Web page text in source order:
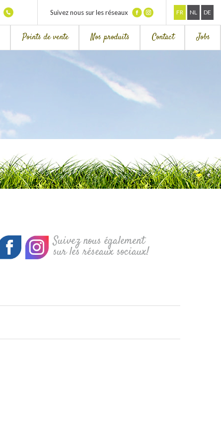
Suivez nous sur les réseaux FR NL DE
Points de vente Nos produits Contact Jobs
Suivez nous également
sur les réseaux sociaux!